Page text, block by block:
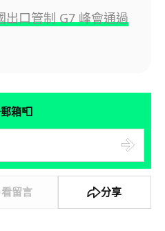
出口管制 G7 峰會通過
箱📮
看留言 分享